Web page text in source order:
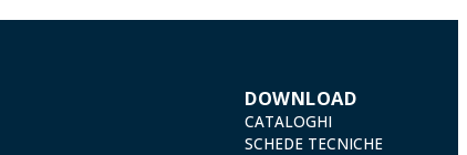
DOWNLOAD
CATALOGHI
SCHEDE TECNICHE